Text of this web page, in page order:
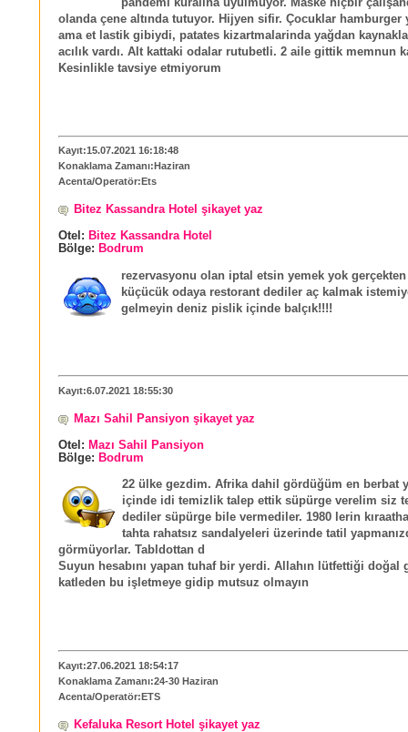
pandemi kuralına uyulmuyor. Maske hiçbir
olanda çene altında tutuyor. Hijyen sifir. Çocuklar hamburger
ama et lastik gibiydi, patates kizartmalarinda yağdan
acılık vardı. Alt kattaki odalar rutubetli. 2 aile gittik memnun
Kesinlikle tavsiye etmiyorum
Kayıt:15.07.2021 16:18:48
Konaklama Zamanı:Haziran
Acenta/Operatör:Ets
Bitez Kassandra Hotel şikayet yaz
Otel: Bitez Kassandra Hotel
Bölge: Bodrum
rezervasyonu olan iptal etsin yemek yok
küçücük odaya restorant dediler aç kalmak
gelmeyin deniz pislik içinde balçık!!!!
Kayıt:6.07.2021 18:55:30
Mazı Sahil Pansiyon şikayet yaz
Otel: Mazı Sahil Pansiyon
Bölge: Bodrum
22 ülke gezdim. Afrika dahil gördüğüm en berbat
içinde idi temizlik talep ettik süpürge verelim siz
dediler süpürge bile vermediler. 1980 lerin
tahta rahatsız sandalyeleri üzerinde tatil
görmüyorlar. Tabldottan d
Suyun hesabını yapan tuhaf bir yerdi. Allahın lütfettiği doğal
katleden bu işletmeye gidip mutsuz olmayın
Kayıt:27.06.2021 18:54:17
Konaklama Zamanı:24-30 Haziran
Acenta/Operatör:ETS
Kefaluka Resort Hotel şikayet yaz